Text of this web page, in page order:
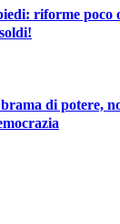
riforme poco
di potere,